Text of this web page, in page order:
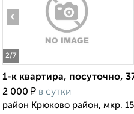
2/7
‹
1-к квартира, посуточно,
2 000 ₽ в сутки
район Крюково район, мкр.